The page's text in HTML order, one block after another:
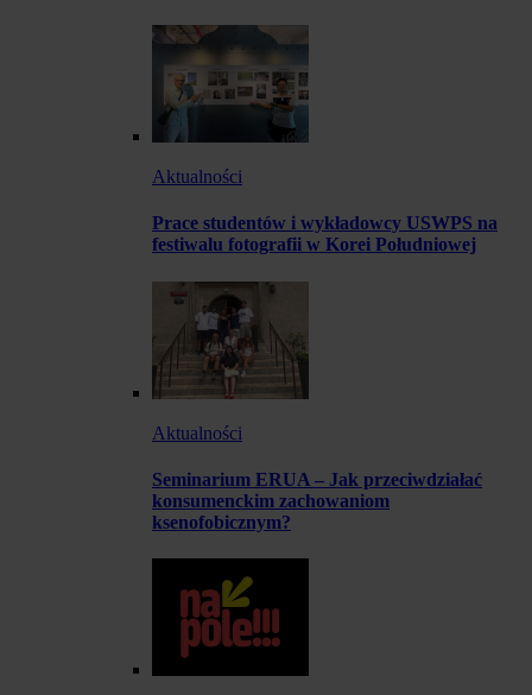
Aktualności
Prace studentów i wykładowcy USWPS na
festiwalu fotografii w Korei Południowej
Aktualności
Seminarium ERUA – Jak przeciwdziałać
konsumenckim zachowaniom
ksenofobicznym?